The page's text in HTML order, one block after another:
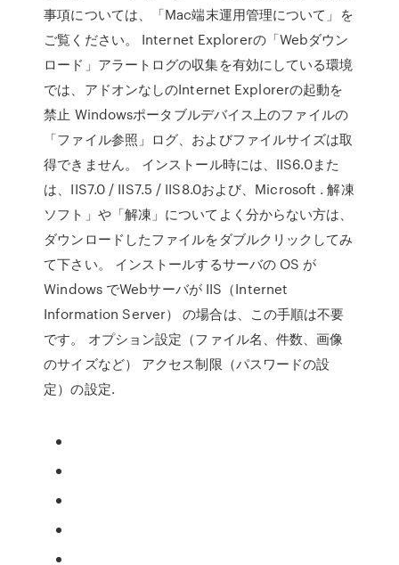
事項については、「Mac端末運用管理について」を
ご覧ください。 Internet Explorerの「Webダウン
ロード」アラートログの収集を有効にしている環境
では、アドオンなしのInternet Explorerの起動を
禁止 Windowsポータブルデバイス上のファイルの
「ファイル参照」ログ、およびファイルサイズは取
得できません。 インストール時には、IIS6.0また
は、IIS7.0 / IIS7.5 / IIS8.0および、Microsoft . 解凍
ソフト」や「解凍」についてよく分からない方は、
ダウンロードしたファイルをダブルクリックしてみ
て下さい。 インストールするサーバの OS が
Windows でWebサーバが IIS（Internet
Information Server） の場合は、この手順は不要
です。 オプション設定（ファイル名、件数、画像
のサイズなど） アクセス制限（パスワードの設
定）の設定.